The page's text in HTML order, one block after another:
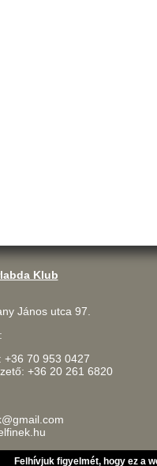
Felhívjuk figyelmét, hogy ez a
Klub
János utca 97.
+36 70 953 0427
+36 20 261 6820